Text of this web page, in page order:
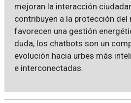
mejoran la interacción
contribuyen a la protección del
favorecen una gestión
duda, los chatbots son un
evolución hacia urbes más
e interconectadas.